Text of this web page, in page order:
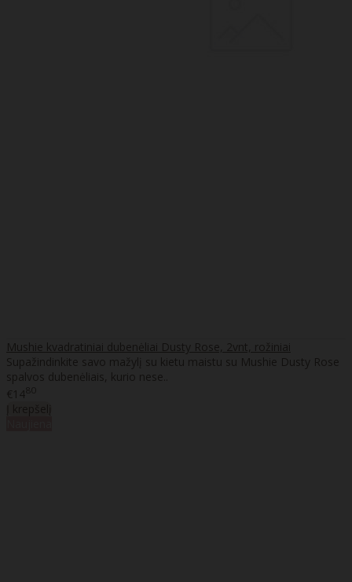
Mushie kvadratiniai dubenėliai Dusty Rose, 2vnt, rožiniai
Supažindinkite savo mažylį su kietu maistu su Mushie Dusty Rose
spalvos dubenėliais, kurio nese..
€1480